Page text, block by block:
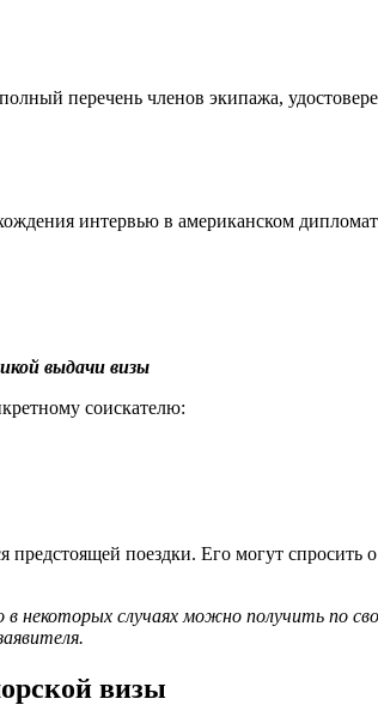
перечень членов экипажа,
интервью в американском
выдачи визы
соискателю:
поездки. Его могут
в некоторых случаях можно получить
визы